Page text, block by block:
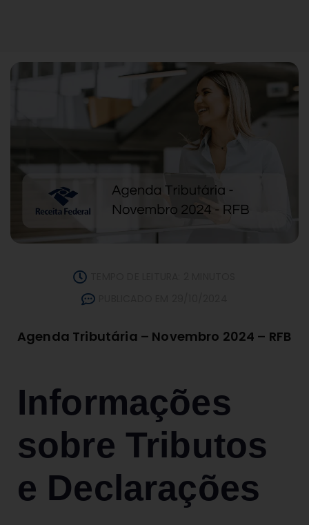
Agenda Tributária – Novembro 2024 – RFB
Informações
sobre Tributos
e Declarações